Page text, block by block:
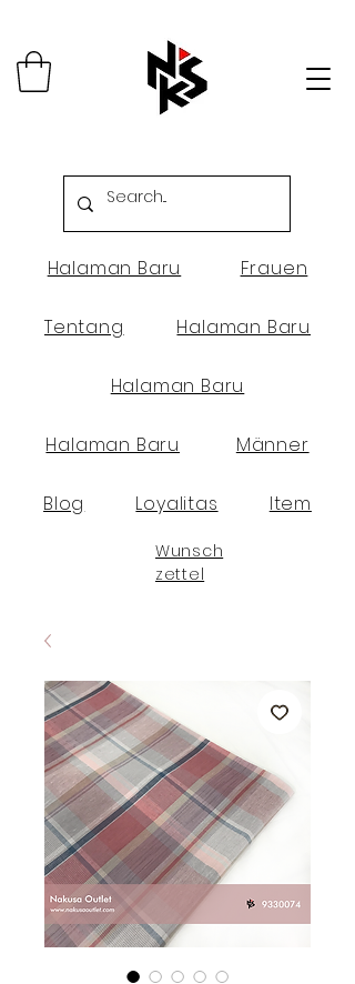
Halaman Baru Frauen
Tentang Halaman Baru
Halaman Baru
Halaman Baru Männer
Blog Loyalitas Item
Wunsch
zettel